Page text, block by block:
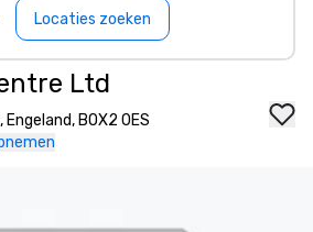
Locaties zoeken
Ltd
BOX2 0ES